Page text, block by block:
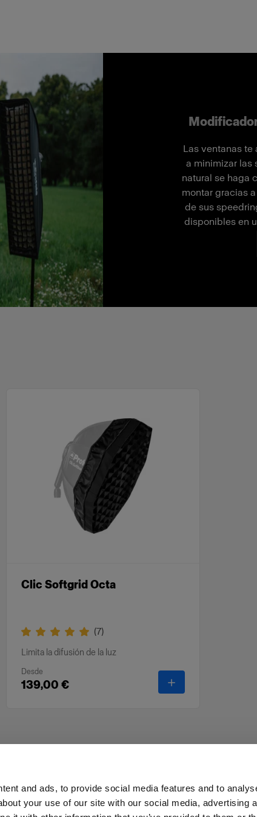
and ads, to provide social media features and to
your use of our site with our social media, advertising
Las ventanas te
a minimizar las
natural se haga
montar gracias
de sus
disponibles en
Clic Softgrid Octa
(7)
Limita la difusión de la luz
Desde
139,00 €